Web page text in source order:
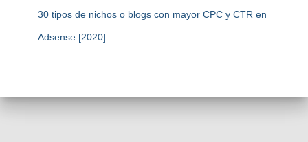
30 tipos de nichos o blogs con mayor CPC y CTR en
Adsense [2020]